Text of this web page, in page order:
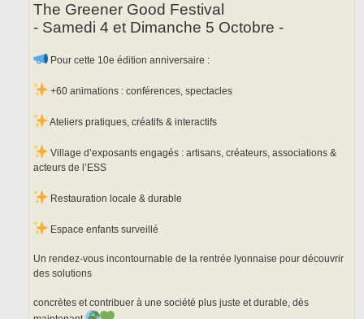
The Greener Good Festival
- Samedi 4 et Dimanche 5 Octobre -
Pour cette 10e édition anniversaire :
+60 animations : conférences, spectacles
Ateliers pratiques, créatifs & interactifs
Village d’exposants engagés : artisans, créateurs, associations &
acteurs de l’ESS
Restauration locale & durable
Espace enfants surveillé
Un rendez-vous incontournable de la rentrée lyonnaise pour découvrir
des solutions
concrètes et contribuer à une société plus juste et durable, dès